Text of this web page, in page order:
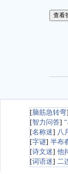
[脑筋急转弯]
[智力问答]
[名称迷] 八
[字谜] 半布
[诗文迷] 他
[词语迷] 二